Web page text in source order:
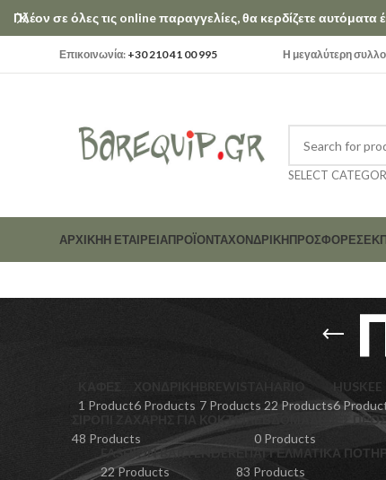
Επικοινωνία: +30 210 41 00 995 Η μεγαλύτερη
SELECT
ΑΡΧΙΚΗΗ ΕΤΑΙΡΕΊΑΠΡΟΪΟΝΤΑΧΟΝΔΡΙΚΗΠΡΟΣΦΟΡΕΣ
1 Product
ΧΟΝΔΡΙΚΗ
6 Products
BREWISTA
7 Products
HARIO
22 Products
HUSKEE
6
ΣΙΡΌΠΙ ΖΆΧΑΡΗΣ ΓΙΑ ΚΟΚΤΈΙΛ
48 Products
ΕΒΔΟΜΑΔΙΑΙΕΣ
0 Products
FASHION BARTENDER
22 Products
ΕΠΑΓΓΕΛΜΑΤΙΚΆ
83 Products
Πλέον σε όλες τις online παραγγελίες, θα κερδίζετε